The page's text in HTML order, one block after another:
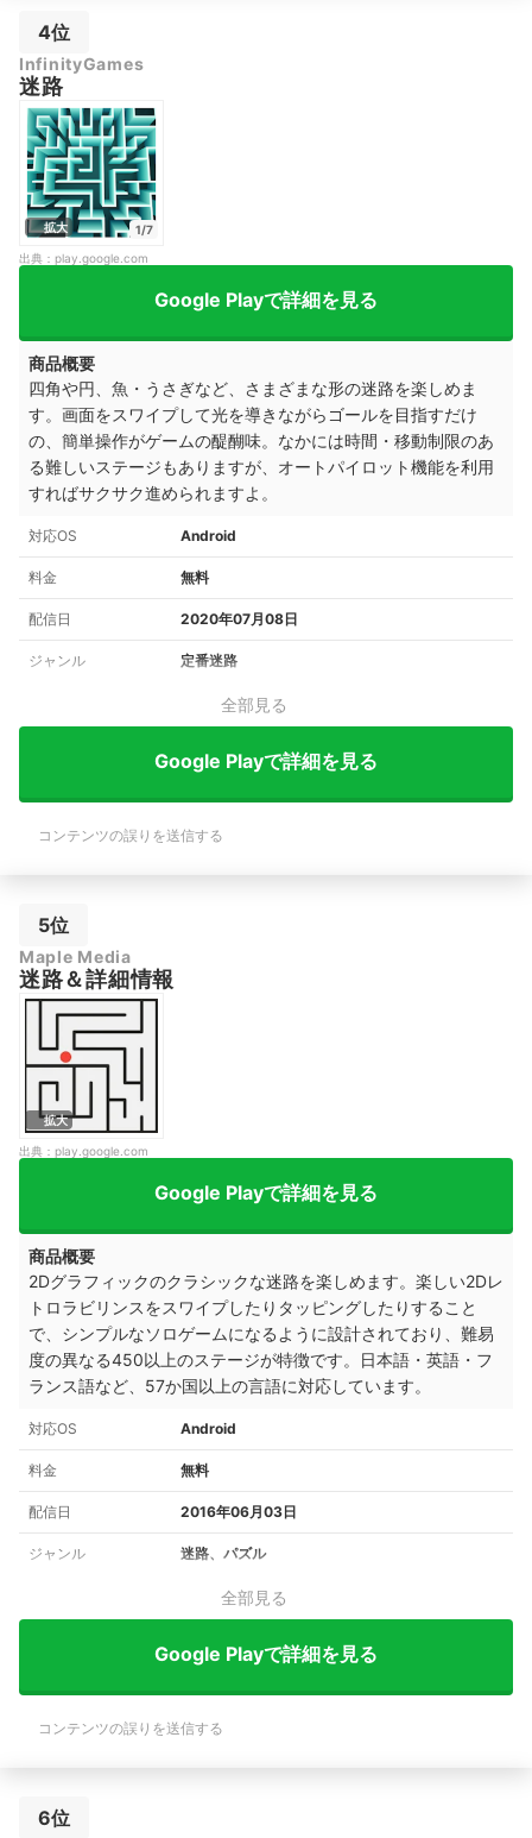
4位
InfinityGames
迷路
拡大
1/7
出典： play.google.com
Google Playで詳細を見る
商品概要
四角や円、魚・うさぎなど、さまざまな形の迷路を楽しめま
す。画面をスワイプして光を導きながらゴールを目指すだけ
の、簡単操作がゲームの醍醐味。なかには時間・移動制限のあ
る難しいステージもありますが、オートパイロット機能を利用
すればサクサク進められますよ。
対応OS Android
料金 無料
配信日 2020年07月08日
ジャンル 定番迷路
全部見る
Google Playで詳細を見る
コンテンツの誤りを送信する
5位
Maple Media
迷路＆詳細情報
拡大
出典： play.google.com
Google Playで詳細を見る
商品概要
2Dグラフィックのクラシックな迷路を楽しめます。楽しい2Dレ
トロラビリンスをスワイプしたりタッピングしたりすること
で、シンプルなソロゲームになるように設計されており、難易
度の異なる450以上のステージが特徴です。日本語・英語・フ
ランス語など、57か国以上の言語に対応しています。
対応OS Android
料金 無料
配信日 2016年06月03日
ジャンル 迷路、パズル
全部見る
Google Playで詳細を見る
コンテンツの誤りを送信する
6位